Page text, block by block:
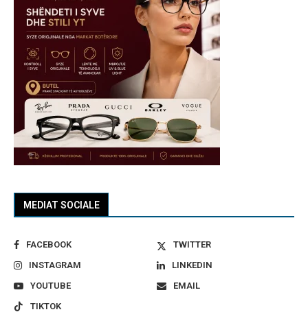
MEDIAT SOCIALE
FACEBOOK
TWITTER
INSTAGRAM
LINKEDIN
YOUTUBE
EMAIL
TIKTOK